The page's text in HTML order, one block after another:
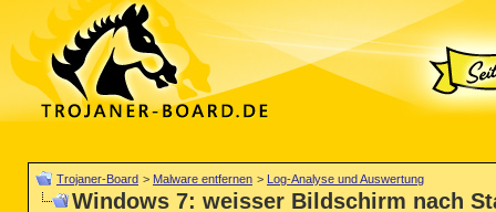
Trojaner-Board > Malware entfernen > Log-Analyse und Auswertung
Windows 7: weisser Bildschirm nach